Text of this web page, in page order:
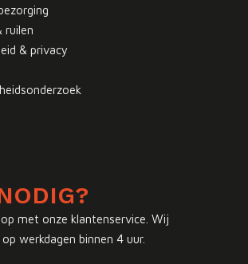
ruilen
& privacy
met onze klantenservice. Wij
werkdagen binnen 4 uur.